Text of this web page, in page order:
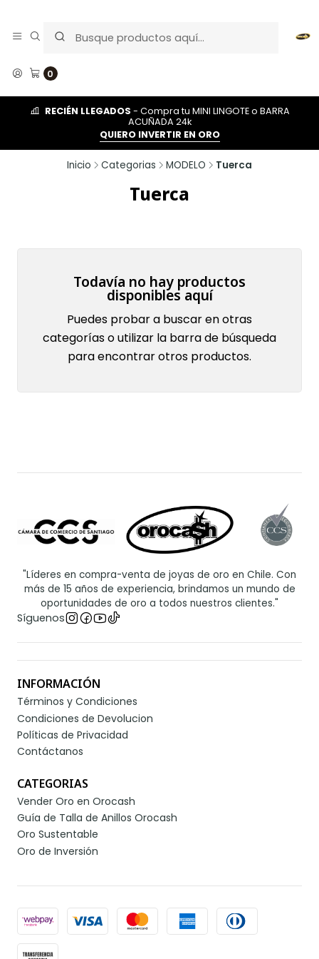
0
RECIÉN LLEGADOS - Compra tu MINI LINGOTE o BARRA
ACUÑADA 24k
QUIERO INVERTIR EN ORO
Inicio Categorias MODELO Tuerca
Tuerca
Todavía no hay productos
disponibles aquí
Puedes probar a buscar en otras
categorías o utilizar la barra de búsqueda
para encontrar otros productos.
"Líderes en compra-venta de joyas de oro en Chile. Con
más de 15 años de experiencia, brindamos un mundo de
oportunidades de oro a todos nuestros clientes."
Síguenos
INFORMACIÓN
Términos y Condiciones
Condiciones de Devolucion
Políticas de Privacidad
Contáctanos
CATEGORIAS
Vender Oro en Orocash
Guía de Talla de Anillos Orocash
Oro Sustentable
Oro de Inversión